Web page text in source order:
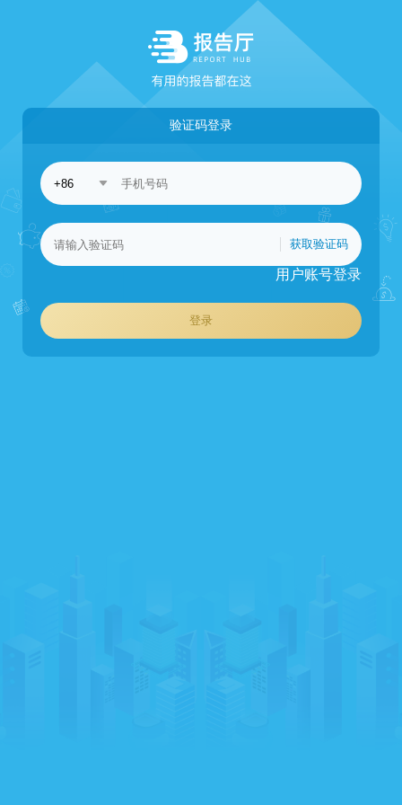
验证码登录
获取验证码
用户账号登录
登录